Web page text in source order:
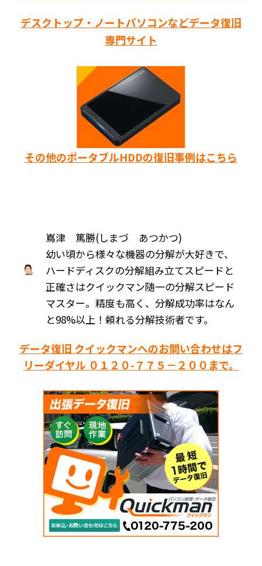
デスクトップ・ノートパソコンなどデータ復旧
専門サイト
その他のポータブルHDDの復旧事例はこちら
嶌津 篤勝(しまづ あつかつ)
幼い頃から様々な機器の分解が大好きで、
ハードディスクの分解組み立てスピードと
正確さはクイックマン随一の分解スピード
マスター。精度も高く、分解成功率はなん
と98%以上！頼れる分解技術者です。
データ復旧 クイックマンへのお問い合わせはフ
リーダイヤル ０１２０-７７５－２００まで。